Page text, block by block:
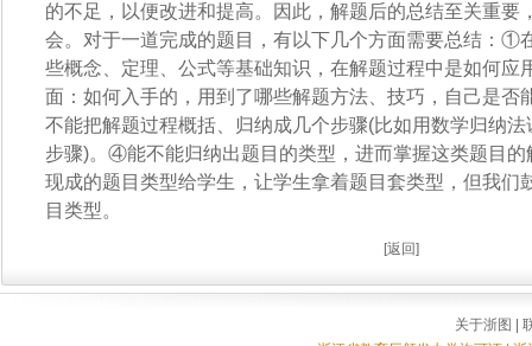
的不足，以便改进和提高。因此，解题后的总结至关重要
会。对于一道完成的题目，有以下几个方面需要总结：①
些概念、定理、公式等基础知识，在解题过程中是如何
面：如何入手的，用到了哪些解题方法、技巧，自己是
不能把解题过程概括、归纳成几个步骤(比如用数学归纳
步骤)。④能不能归纳出题目的类型，进而掌握这类题目的
现成的题目类型给学生，让学生拿着题目套类型，但我们
目类型。
[返回]
关于浙图